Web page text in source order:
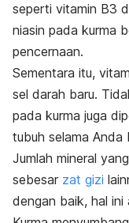
seperti vitamin B3
niasin pada kurma
pencernaan.
Sementara itu,
sel darah baru.
pada kurma juga
tubuh selama Anda
Jumlah mineral
sebesar zat gizi
dengan baik, hal